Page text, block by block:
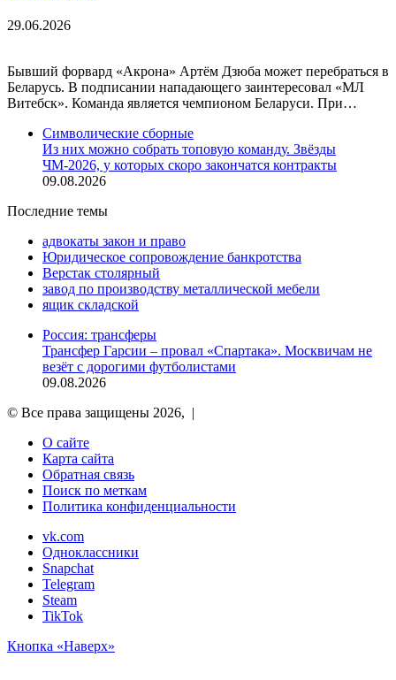
29.06.2026
Бывший форвард «Акрона» Артём Дзюба может перебраться в
Беларусь. В подписании нападающего заинтересовал «МЛ
Витебск». Команда является чемпионом Беларуси. При…
Символические сборные
Из них можно собрать топовую команду. Звёзды
ЧМ-2026, у которых скоро закончатся контракты
09.08.2026
Последние темы
адвокаты закон и право
Юридическое сопровождение банкротства
Верстак столярный
завод по производству металлической мебели
ящик складской
Россия: трансферы
Трансфер Гарсии – провал «Спартака». Москвичам не
везёт с дорогими футболистами
09.08.2026
© Все права защищены 2026, |
О сайте
Карта сайта
Обратная связь
Поиск по меткам
Политика конфиденциальности
vk.com
Одноклассники
Snapchat
Telegram
Steam
TikTok
Кнопка «Наверх»